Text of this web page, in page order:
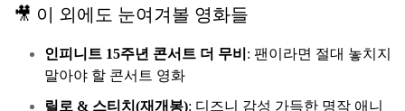
🎥 이 외에도 눈여겨볼 영화들
인피니트 15주년 콘서트 더 무비 : 팬이라면 절대 놓치지
말아야 할 콘서트 영화
릴로 & 스티치(재개봉): 디즈니 감성 가득한 명작 애니